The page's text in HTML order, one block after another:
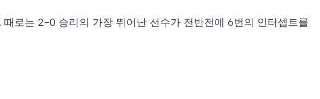
로는 2-0 승리의 가장 뛰어난 선수가 전반전에 6번의 인터셉트를